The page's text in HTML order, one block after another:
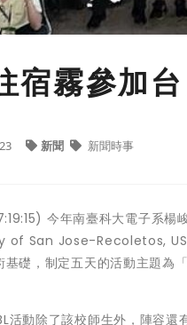
宿霧參加
新聞 新聞時事
今年南臺科大電子系楊
of San Jose-Recoletos,
基礎，制定五天的活動主題
活動除了該校師生外，陣容